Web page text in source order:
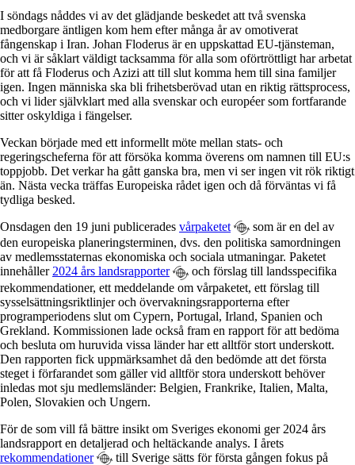
I söndags nåddes vi av det glädjande beskedet att två svenska
medborgare äntligen kom hem efter många år av omotiverat
fångenskap i Iran. Johan Floderus är en uppskattad EU-tjänsteman,
och vi är såklart väldigt tacksamma för alla som oförtröttligt har arbetat
för att få Floderus och Azizi att till slut komma hem till sina familjer
igen. Ingen människa ska bli frihetsberövad utan en riktig rättsprocess,
och vi lider självklart med alla svenskar och européer som fortfarande
sitter oskyldiga i fängelser.
Veckan började med ett informellt möte mellan stats- och
regeringscheferna för att försöka komma överens om namnen till EU:s
toppjobb. Det verkar ha gått ganska bra, men vi ser ingen vit rök riktigt
än. Nästa vecka träffas Europeiska rådet igen och då förväntas vi få
tydliga besked.
Onsdagen den 19 juni publicerades vårpaketet
som är en del av
den europeiska planeringsterminen, dvs. den politiska samordningen
av medlemsstaternas ekonomiska och sociala utmaningar. Paketet
innehåller 2024 års landsrapporter
och förslag till landsspecifika
rekommendationer, ett meddelande om vårpaketet, ett förslag till
sysselsättningsriktlinjer och övervakningsrapporterna efter
programperiodens slut om Cypern, Portugal, Irland, Spanien och
Grekland. Kommissionen lade också fram en rapport för att bedöma
och besluta om huruvida vissa länder har ett alltför stort underskott.
Den rapporten fick uppmärksamhet då den bedömde att det första
steget i förfarandet som gäller vid alltför stora underskott behöver
inledas mot sju medlemsländer: Belgien, Frankrike, Italien, Malta,
Polen, Slovakien och Ungern.
För de som vill få bättre insikt om Sveriges ekonomi ger 2024 års
landsrapport en detaljerad och heltäckande analys. I årets
rekommendationer
till Sverige sätts för första gången fokus på